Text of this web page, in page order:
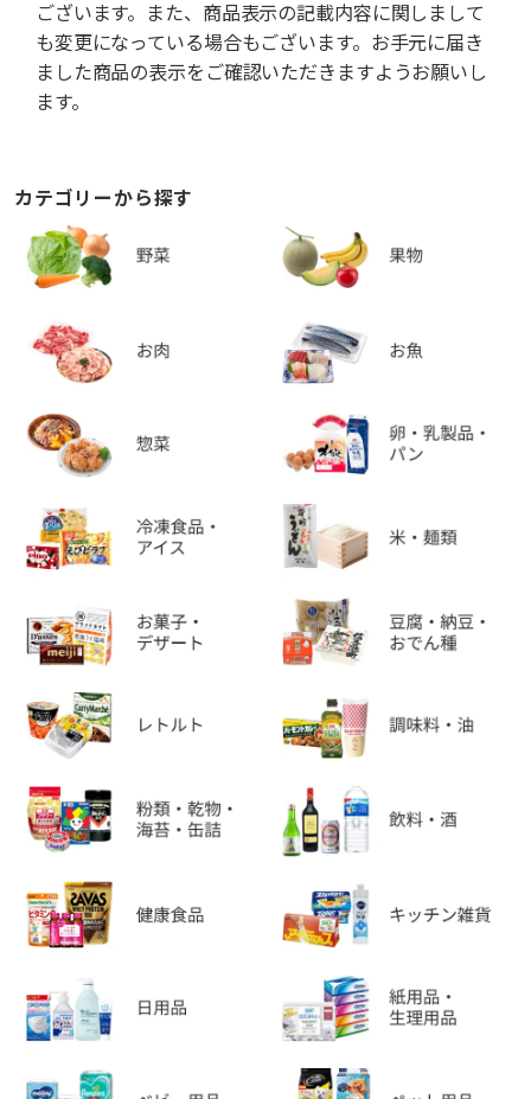
ございます。また、商品表示の記載内容に関しまして
も変更になっている場合もございます。お手元に届き
ました商品の表示をご確認いただきますようお願いし
ます。
カテゴリーから探す